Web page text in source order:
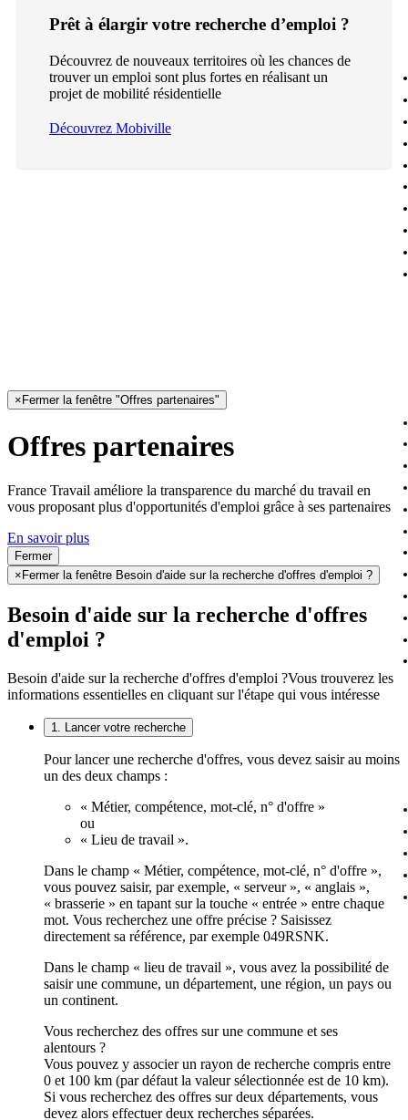
Prêt à élargir votre recherche d’emploi ?
Découvrez de nouveaux territoires où les chances de
trouver un emploi sont plus fortes en réalisant un
projet de mobilité résidentielle
Découvrez Mobiville
× Fermer la fenêtre "Offres partenaires"
Offres partenaires
France Travail améliore la transparence du marché du travail en
vous proposant plus d'opportunités d'emploi grâce à ses partenaires
En savoir plus
Fermer
× Fermer la fenêtre Besoin d'aide sur la recherche d'offres d'emploi ?
Besoin d'aide sur la recherche d'offres
d'emploi ?
Besoin d'aide sur la recherche d'offres d'emploi ?Vous trouverez les
informations essentielles en cliquant sur l'étape qui vous intéresse
1. Lancer votre recherche
Pour lancer une recherche d'offres, vous devez saisir au moins
un des deux champs :
« Métier, compétence, mot-clé, n° d'offre »
ou
« Lieu de travail ».
Dans le champ « Métier, compétence, mot-clé, n° d'offre »,
vous pouvez saisir, par exemple, « serveur », « anglais »,
« brasserie » en tapant sur la touche « entrée » entre chaque
mot. Vous recherchez une offre précise ? Saisissez
directement sa référence, par exemple 049RSNK.
Dans le champ « lieu de travail », vous avez la possibilité de
saisir une commune, un département, une région, un pays ou
un continent.
Vous recherchez des offres sur une commune et ses
alentours ?
Vous pouvez y associer un rayon de recherche compris entre
0 et 100 km (par défaut la valeur sélectionnée est de 10 km).
Si vous recherchez des offres sur deux départements, vous
devez alors effectuer deux recherches séparées.